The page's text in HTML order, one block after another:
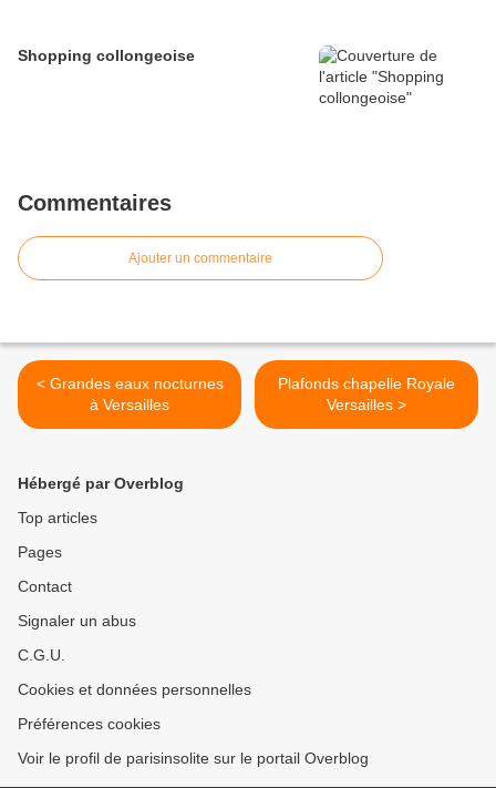
Shopping collongeoise
Commentaires
Ajouter un commentaire
< Grandes eaux nocturnes
à Versailles
Plafonds chapelle Royale
Versailles >
Hébergé par Overblog
Top articles
Pages
Contact
Signaler un abus
C.G.U.
Cookies et données personnelles
Préférences cookies
Voir le profil de parisinsolite sur le portail Overblog